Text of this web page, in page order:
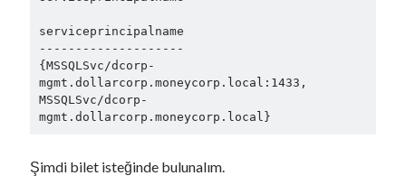
Node JS(1)
OpenID (1)
Oracle(1)
Python(13)
serviceprincipalname
--------------------
{MSSQLSvc/dcorp-
mgmt.dollarcorp.moneycorp.local:1433,
MSSQLSvc/dcorp-
Şimdi bilet isteğinde bulunalım.